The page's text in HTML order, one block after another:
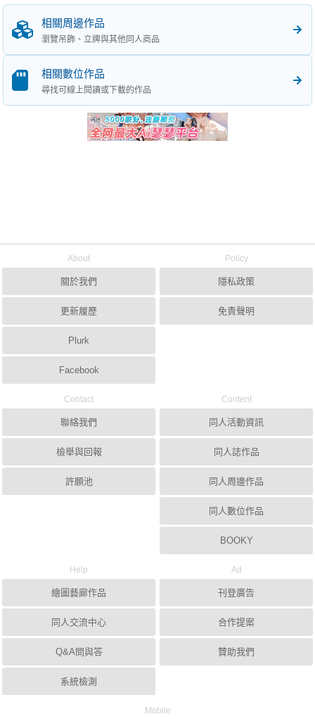
相關周邊作品
瀏覽吊飾、立牌與其他同人商品
相關數位作品
尋找可線上閱讀或下載的作品
About
關於我們
更新履歷
Plurk
Facebook
Policy
隱私政策
免責聲明
Contact
聯絡我們
檢舉與回報
許願池
Content
同人活動資訊
同人誌作品
同人周邊作品
同人數位作品
BOOKY
Help
繪圖藝廊作品
同人交流中心
Q&A問與答
系統檢測
Ad
刊登廣告
合作提案
贊助我們
Mobile